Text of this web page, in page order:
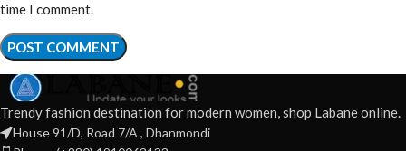
time I comment.
Trendy fashion destination for modern women, shop Labane online.
House 91/D, Road 7/A , Dhanmondi